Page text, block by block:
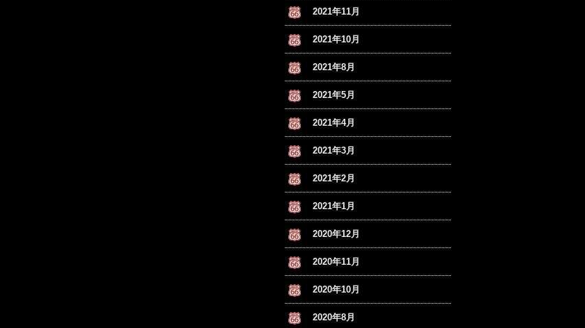
2021年11月
2021年10月
2021年8月
2021年5月
2021年4月
2021年3月
2021年2月
2021年1月
2020年12月
2020年11月
2020年10月
2020年8月